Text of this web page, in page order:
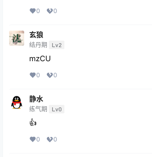
0 0
玄狼
结丹期 Lv2
mzCU
0 0
静水
练气期 Lv0
👍
0 0